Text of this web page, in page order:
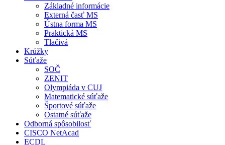
Základné informácie
Externá časť MS
Ústna forma MS
Praktická MS
Tlačivá
Krúžky
Súťaže
SOČ
ZENIT
Olympiáda v CUJ
Matematické súťaže
Športové súťaže
Ostatné súťaže
Odborná spôsobilosť
CISCO NetAcad
ECDL